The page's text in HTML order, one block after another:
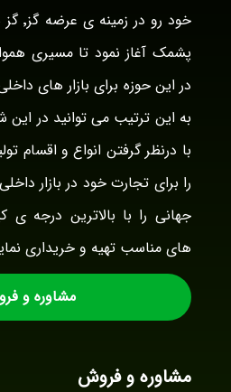
پشمک آغاز نمود تا مسیری
در این حوزه برای بازار های
به این ترتیب می توانید در این
با درنظر گرفتن انواع و اقسام
را برای تجارت خود در بازار
جهانی را با بالاترین درجه
های مناسب تهیه و خریداری
مشاوره و
مشاوره و فروش